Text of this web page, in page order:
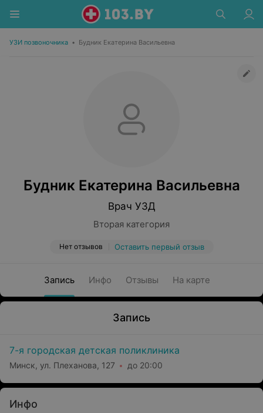
УЗИ позвоночника • Будник Екатерина Васильевна
Будник Екатерина Васильевна
Врач УЗД
Вторая категория
Нет отзывов Оставить первый отзыв
Запись Инфо Отзывы На карте
Запись
7-я городская детская поликлиника
Минск, ул. Плеханова, 127 до 20:00
Инфо